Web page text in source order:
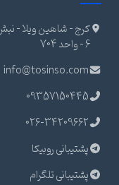
کرج - شاهین ویلا -
6 - واحد 704
info@tosinso.com
09357150445
026-34209662
پشتیبانی روبیکا
پشتیبانی تلگرام